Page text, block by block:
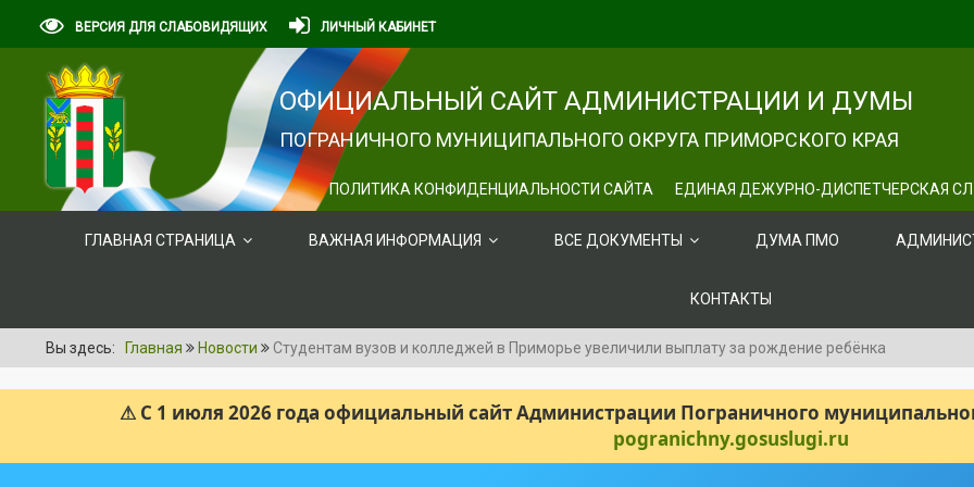
ВЕРСИЯ ДЛЯ СЛАБОВИДЯЩИХ ЛИЧНЫЙ КАБИНЕТ
ОФИЦИАЛЬНЫЙ САЙТ АДМИНИСТРАЦИИ И ДУМЫ
ПОГРАНИЧНОГО МУНИЦИПАЛЬНОГО ОКРУГА ПРИМОРСКОГО КРАЯ
ПОЛИТИКА КОНФИДЕНЦИАЛЬНОСТИ САЙТА ЕДИНАЯ ДЕЖУРНО-ДИСПЕТЧЕРСКАЯ
ГЛАВНАЯ СТРАНИЦА ВАЖНАЯ ИНФОРМАЦИЯ ВСЕ ДОКУМЕНТЫ ДУМА ПМО
КОНТАКТЫ
Вы здесь: Главная Новости Студентам вузов и колледжей в Приморье увеличили выплату за рождение ребёнка
⚠ С 1 июля 2026 года официальный сайт Администрации Пограничного
pogranichny.gosuslugi.ru